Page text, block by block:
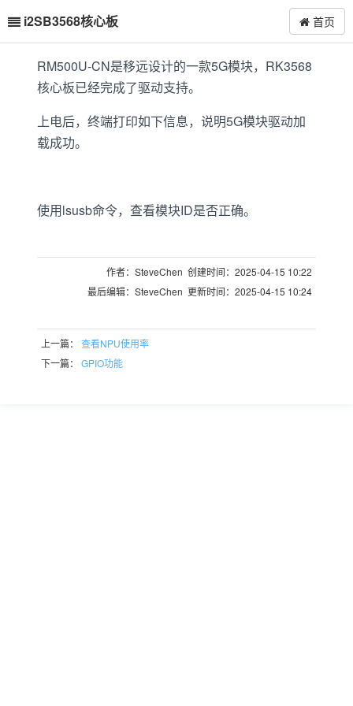
i2SB3568核心板 首页
RM500U-CN是移远设计的一款5G模块，RK3568
核心板已经完成了驱动支持。
上电后，终端打印如下信息，说明5G模块驱动加
载成功。
使用lsusb命令，查看模块ID是否正确。
作者：SteveChen 创建时间：2025-04-15 10:22
最后编辑：SteveChen 更新时间：2025-04-15 10:24
上一篇：查看NPU使用率
下一篇：GPIO功能